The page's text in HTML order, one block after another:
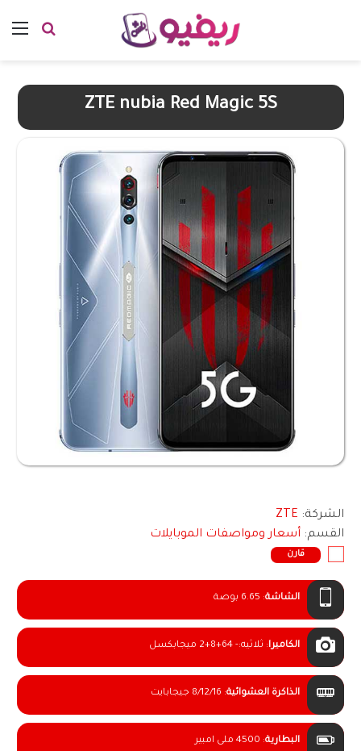
بحث
ZTE nubia Red Magic 5S
الشركة: ZTE
القسم: أسعار ومواصفات الموبايلات
قارن
الشاشة: 6.65 بوصة
الكاميرا: ثلاثيه:- 64+8+2 ميجابكسل
الذاكرة العشوائية: 8/12/16 جيجابايت
البطارية: 4500 ملى امبير